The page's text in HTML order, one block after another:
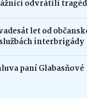
odvrátili
let od
interbrigády
paní Glabasňové